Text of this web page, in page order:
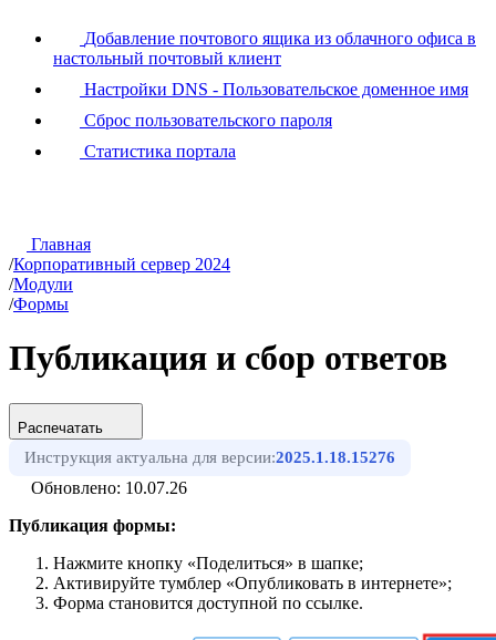
Добавление почтового ящика из облачного офиса в
настольный почтовый клиент
Настройки DNS - Пользовательское доменное имя
Сброс пользовательского пароля
Статистика портала
Главная
/Корпоративный сервер 2024
/Модули
/Формы
Публикация и сбор ответов
Распечатать
Инструкция актуальна для версии:2025.1.18.15276
Обновлено: 10.07.26
Публикация формы:
Нажмите кнопку «Поделиться» в шапке;
Активируйте тумблер «Опубликовать в интернете»;
Форма становится доступной по ссылке.